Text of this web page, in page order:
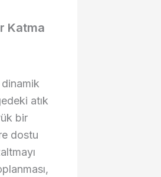
Katma
dinamik
atık
bir
dostu